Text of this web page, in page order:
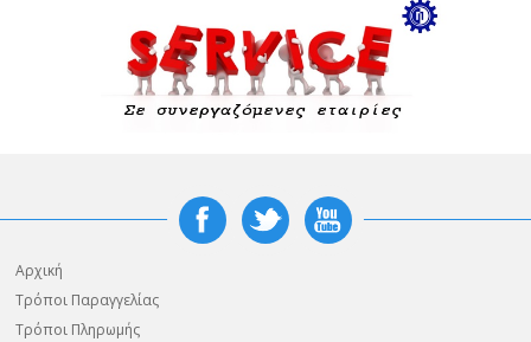
Αρχική
Τρόποι Παραγγελίας
Τρόποι Πληρωμής